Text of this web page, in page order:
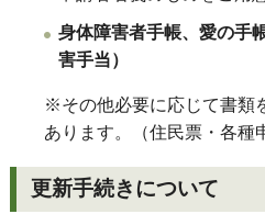
身体障害者手帳、愛の手
害手当）
※その他必要に応じて書類
あります。（住民票・各種
更新手続きについて